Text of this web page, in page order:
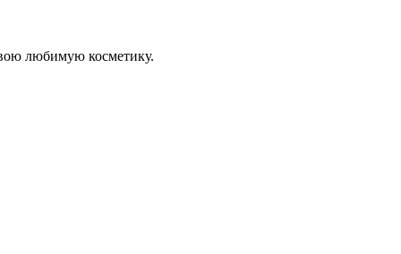
любимую косметику.